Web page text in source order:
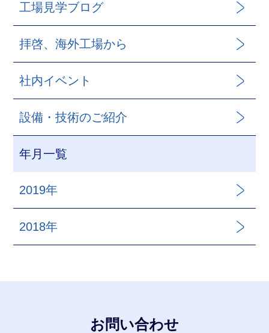
工場見学ブログ
拝啓、海外工場から
社内イベント
設備・技術のご紹介
年月一覧
2019年
2018年
お問い合わせ